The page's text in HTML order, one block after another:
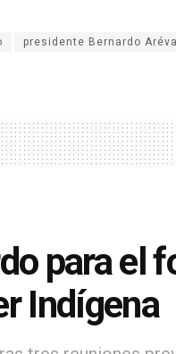
presidente Bernardo
para el
Indígena